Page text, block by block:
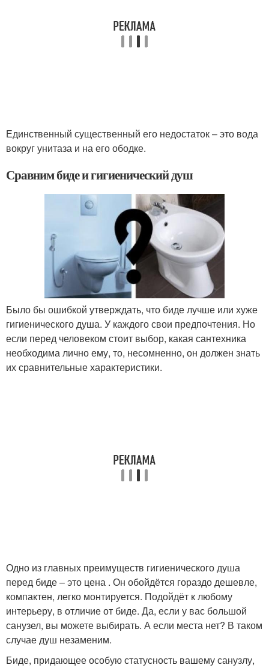
Единственный существенный его недостаток – это вода
вокруг унитаза и на его ободке.
Сравним биде и гигиенический душ
Было бы ошибкой утверждать, что биде лучше или хуже
гигиенического душа. У каждого свои предпочтения. Но
если перед человеком стоит выбор, какая сантехника
необходима лично ему, то, несомненно, он должен знать
их сравнительные характеристики.
Одно из главных преимуществ гигиенического душа
перед биде – это цена . Он обойдётся гораздо дешевле,
компактен, легко монтируется. Подойдёт к любому
интерьеру, в отличие от биде. Да, если у вас большой
санузел, вы можете выбирать. А если места нет? В таком
случае душ незаменим.
Биде, придающее особую статусность вашему санузлу,